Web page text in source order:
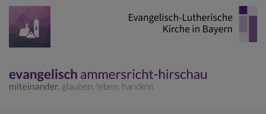
Direkt
zum
Inhalt